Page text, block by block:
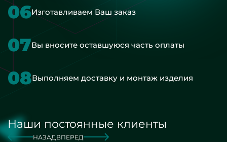
06Изготавливаем Ваш заказ
07Вы вносите оставшуюся часть оплаты
08Выполняем доставку и монтаж изделия
Наши постоянные клиенты
НАЗАД ВПЕРЕД